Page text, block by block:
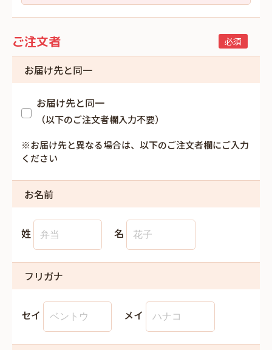
ご注文者
お届け先と同一
お届け先と同一
（以下のご注文者欄入力不要）
※お届け先と異なる場合は、以下のご注文者欄にご入力
ください
お名前
姓 名
フリガナ
セイ メイ